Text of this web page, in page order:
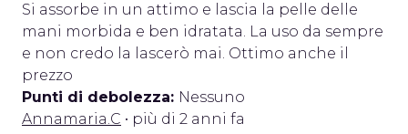
Si assorbe in un attimo e lascia la pelle delle
mani morbida e ben idratata. La uso da sempre
e non credo la lascerò mai. Ottimo anche il
prezzo
Punti di debolezza: Nessuno
Annamaria.C • più di 2 anni fa